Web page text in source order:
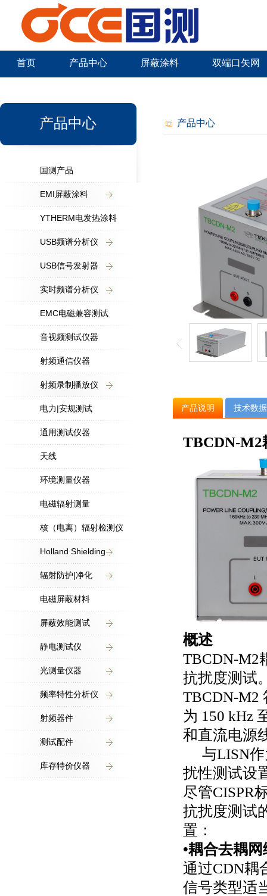
首页 产品中心 屏蔽涂料 双端口矢网
产品中心
国测产品
EMI屏蔽涂料
YTHERM电发热涂料
USB频谱分析仪
USB信号发射器
实时频谱分析仪
EMC电磁兼容测试
音视频测试仪器
射频通信仪器
射频录制播放仪
电力|安规测试
通用测试仪器
天线
环境测量仪器
电磁辐射测量
核（电离）辐射检测仪
Holland Shielding
辐射防护|净化
电磁屏蔽材料
屏蔽效能测试
静电测试仪
光测量仪器
频率特性分析仪
射频器件
测试配件
库存特价仪器
产品中心
产品说明 技术数据
TBCDN-M2
概述
TBCDN-M2
抗扰度测试
TBCDN-M2
为 150 kHz
和直流电源
与LISN
扰性测试设
尽管CISPR
抗扰度测试
置：
•耦合去耦
通过CDN耦
信号类型适